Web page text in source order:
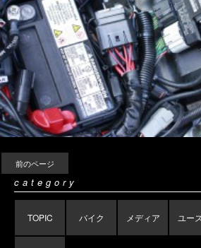
前のページ
category
TOPIC バイク メディア ユー